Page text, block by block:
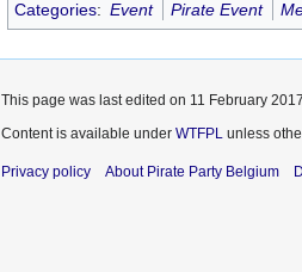
Categories: Event Pirate Event
This page was last edited on 11 February
Content is available under WTFPL unless
Privacy policy About Pirate Party Belgium